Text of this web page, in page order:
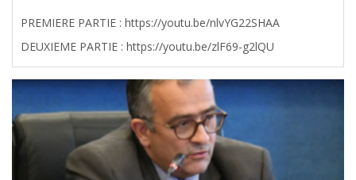
PREMIERE PARTIE : https://youtu.be/nlvYG22SHAA
DEUXIEME PARTIE : https://youtu.be/zlF69-g2lQU